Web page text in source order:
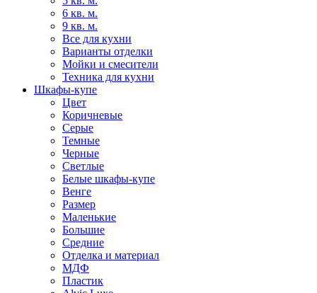
6 кв. м.
9 кв. м.
Все для кухни
Варианты отделки
Мойки и смесители
Техника для кухни
Шкафы-купе
Цвет
Коричневые
Серые
Темные
Черные
Светлые
Белые шкафы-купе
Венге
Размер
Маленькие
Большие
Средние
Отделка и материал
МДФ
Пластик